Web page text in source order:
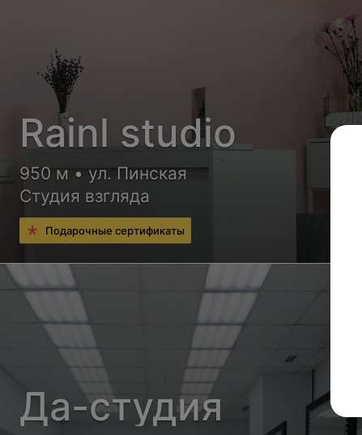
Rainl studio
950 м • ул. Пинская
Студия взгляда
Подарочные сертификаты
Да-студия